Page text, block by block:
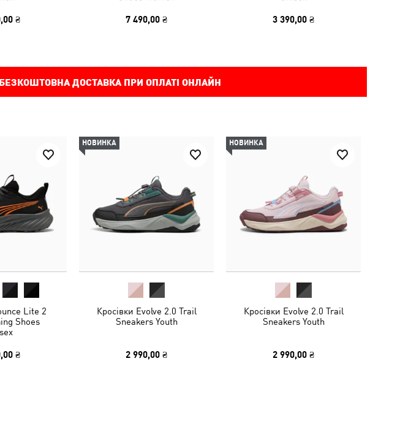
₴ 7 490,00 ₴ 3 390,00 ₴
ДОСТАВКА ПРИ ОПЛАТІ ОНЛАЙН
Lite 2
Shoes
₴
НОВИНКА
Кросівки Evolve 2.0 Trail
Sneakers Youth
2 990,00 ₴
НОВИНКА
Кросівки Evolve 2.0 Trail
Sneakers Youth
2 990,00 ₴